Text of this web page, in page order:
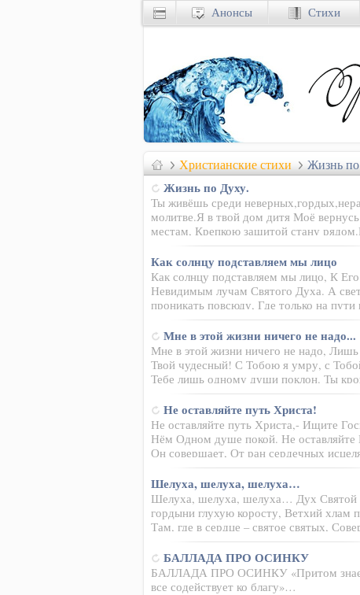
Христианские стихи Жизнь
Жизнь по Духу.
Ты живёшь среди
молитве.Я в твой дом дитя Моё
местам, Крепкою защитой стану
Как солнцу подставляем мы лицо
Как солнцу подставляем мы лицо, К
Невидимым лучам Святого Духа. А
проникать повсюду, Где только на
Мне в этой жизни ничего не надо...
Мне в этой жизни ничего не надо,
Твой чудесный! С Тобою я умру, с
Тебе лишь одному души поклон. Ты
Не оставляйте путь Христа!
Не оставляйте путь Христа,- Ищите
Нём Одном душе покой. Не оставляйте
Он совершает, От ран сердечных
Шелуха, шелуха, шелуха…
Шелуха, шелуха, шелуха… Дух Святой
гордыни глухую коросту, Ветхий
Там, где в сердце – святое святых,
БАЛЛАДА ПРО ОСИНКУ
БАЛЛАДА ПРО ОСИНКУ «Притом
все содействует ко благу»…
Анонсы Стихи